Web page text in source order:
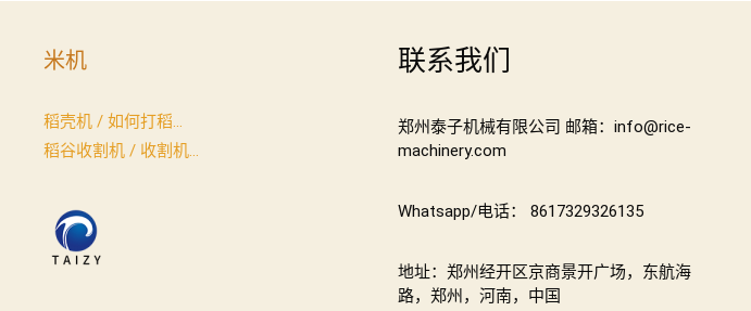
米机
稻壳机 / 如何打稻...
稻谷收割机 / 收割机...
联系我们
郑州泰子机械有限公司 邮箱：info@rice-
machinery.com
Whatsapp/电话： 8617329326135
地址：郑州经开区京商景开广场，东航海
路，郑州，河南，中国